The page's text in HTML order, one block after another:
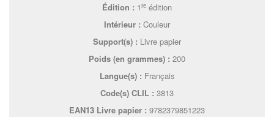
Édition : 1re édition
Intérieur : Couleur
Support(s) : Livre papier
Poids (en grammes) : 200
Langue(s) : Français
Code(s) CLIL : 3813
EAN13 Livre papier : 9782379851223